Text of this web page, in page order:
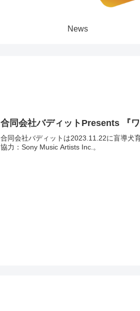
News
合同会社バディットPresents 『
合同会社バディットは2023.11.22に盲導犬
協力：Sony Music Artists Inc.。